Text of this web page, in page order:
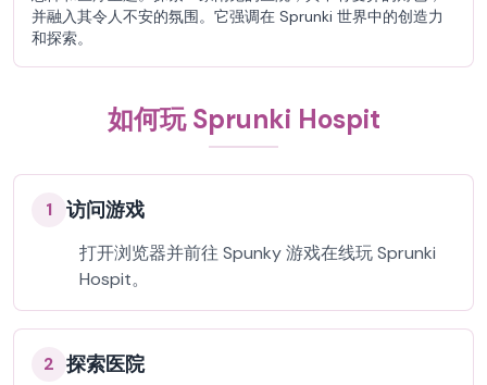
并融入其令人不安的氛围。它强调在 Sprunki 世界中的创造力
和探索。
如何玩 Sprunki Hospit
1 访问游戏
打开浏览器并前往 Spunky 游戏在线玩 Sprunki
Hospit。
2 探索医院